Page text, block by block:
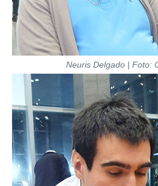
Neuris Delgado | Foto: